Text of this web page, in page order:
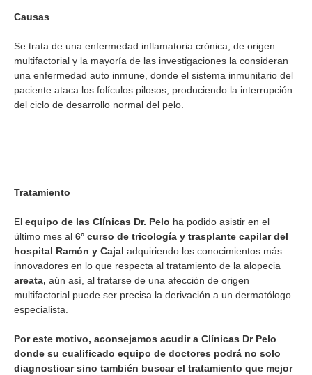
Causas
Se trata de una enfermedad inflamatoria crónica, de origen
multifactorial y la mayoría de las investigaciones la consideran
una enfermedad auto inmune, donde el sistema inmunitario del
paciente ataca los folículos pilosos, produciendo la interrupción
del ciclo de desarrollo normal del pelo.
Tratamiento
El equipo de las Clínicas Dr. Pelo ha podido asistir en el
último mes al 6º curso de tricología y trasplante capilar del
hospital Ramón y Cajal adquiriendo los conocimientos más
innovadores en lo que respecta al tratamiento de la alopecia
areata, aún así, al tratarse de una afección de origen
multifactorial puede ser precisa la derivación a un dermatólogo
especialista.
Por este motivo, aconsejamos acudir a Clínicas Dr Pelo
donde su cualificado equipo de doctores podrá no solo
diagnosticar sino también buscar el tratamiento que mejor